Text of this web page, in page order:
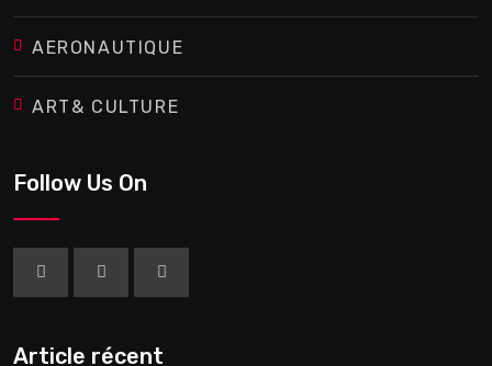
AERONAUTIQUE
ART& CULTURE
Follow Us On
Article récent